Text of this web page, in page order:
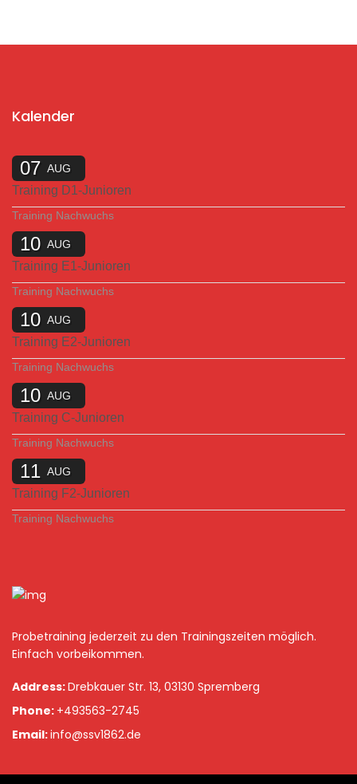
Kalender
07 AUG
Training D1-Junioren
Training Nachwuchs
10 AUG
Training E1-Junioren
Training Nachwuchs
10 AUG
Training E2-Junioren
Training Nachwuchs
10 AUG
Training C-Junioren
Training Nachwuchs
11 AUG
Training F2-Junioren
Training Nachwuchs
Probetraining jederzeit zu den Trainingszeiten möglich.
Einfach vorbeikommen.
Address:Drebkauer Str. 13, 03130 Spremberg
Phone: +493563-2745
Email:info@ssv1862.de